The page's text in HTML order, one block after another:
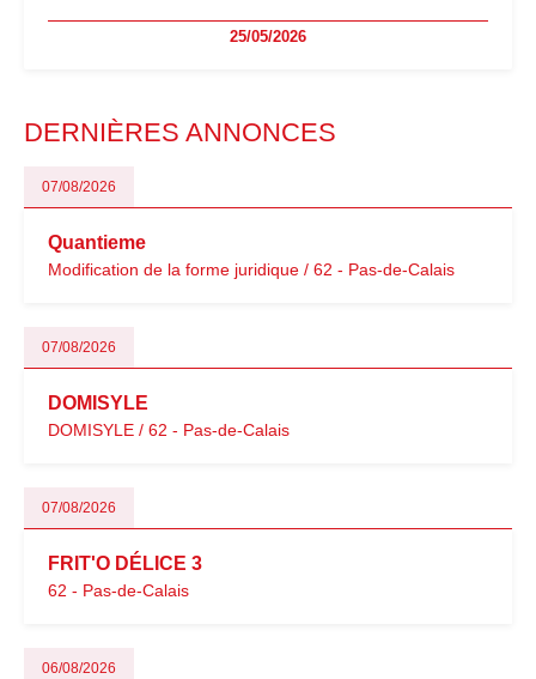
facturation ou risque de bascule vers la TVA : les règles
25/05/2026
DERNIÈRES ANNONCES
07/08/2026
Quantieme
Modification de la forme juridique / 62 - Pas-de-Calais
07/08/2026
DOMISYLE
DOMISYLE / 62 - Pas-de-Calais
07/08/2026
FRIT'O DÉLICE 3
62 - Pas-de-Calais
06/08/2026